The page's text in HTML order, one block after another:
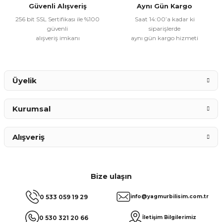
Güvenli Alışveriş
256 bit SSL Sertifikası ile %100
güvenli
alışveriş imkanı
Aynı Gün Kargo
Saat 14:00’a kadar ki
siparişlerde
aynı gün kargo hizmeti
Bize ulaşın
0 533 059 19 29
0 530 321 20 66
info@yagmurbilisim.com.tr
İletişim Bilgilerimiz
Üyelik
Kurumsal
Alışveriş